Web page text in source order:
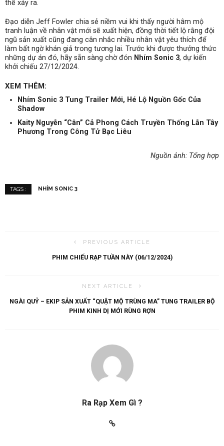
thể xảy ra.
Đạo diễn Jeff Fowler chia sẻ niềm vui khi thấy người hâm mộ
tranh luận về nhân vật mới sẽ xuất hiện, đồng thời tiết lộ rằng đội
ngũ sản xuất cũng đang cân nhắc nhiều nhân vật yêu thích để
làm bất ngờ khán giả trong tương lai. Trước khi được thưởng thức
những dự án đó, hãy sẵn sàng chờ đón Nhím Sonic 3, dự kiến
khởi chiếu 27/12/2024.
XEM THÊM:
Nhím Sonic 3 Tung Trailer Mới, Hé Lộ Nguồn Gốc Của
Shadow
Kaity Nguyễn “Cân” Cả Phong Cách Truyền Thống Lẫn Tây
Phương Trong Công Tử Bạc Liêu
Nguồn ảnh: Tổng hợp
TAGS : NHÍM SONIC 3
PREVIOUS ARTICLE
PHIM CHIẾU RẠP TUẦN NÀY (06/12/2024)
NEXT ARTICLE
NGÀI QUỶ – EKIP SẢN XUẤT “QUẬT MỘ TRÙNG MA” TUNG TRAILER BỘ
PHIM KINH DỊ MỚI RÙNG RỢN
Ra Rạp Xem Gì ?